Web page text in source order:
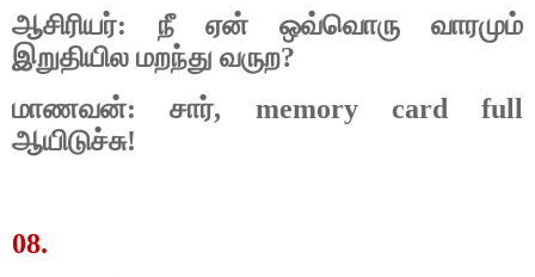
ஆசிரியர்: நீ ஏன் ஒவ்வொரு வாரமும்
இறுதியில மறந்து வருற?
மாணவன்: சார், memory card full
ஆயிடுச்சு!
08.